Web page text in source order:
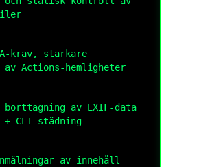
krav, starkare
Actions-hemligheter
borttagning av EXIF-data
CLI-städning
av innehåll